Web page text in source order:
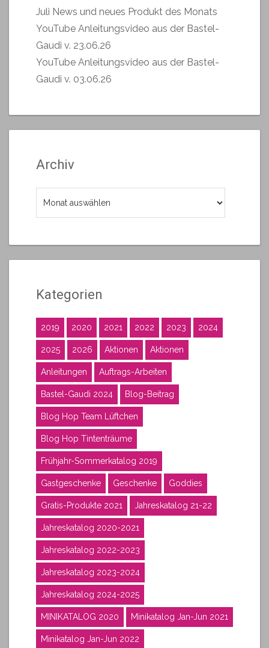
Juli News und neues Produkt des Monats
YouTube Anleitungsvideo aus der Bastel-
Gaudi v. 23.06.26
YouTube Anleitungsvideo aus der Bastel-
Gaudi v. 03.06.26
Archiv
Kategorien
2019 2020 2021 2022 2023 2024
2025 2026 Aktionen Aktionen
Anleitungen Auftrags-Arbeiten
Bastel-Gaudi 2024 Blog-Beitrag
Blog Hop Team Lüftchen
Blog Hop Tintenträume
Frühjahr-Sommerkatalog 2019
Gastgeschenke Geschenke Goddies
Gratis-Produkte 2021 Jahreskatalog 21-22
Jahreskatalog 2020-2021
Jahreskatalog 2022-2023
Jahreskatalog 2023-2024
Jahreskatalog 2024-2025
MINIKATALOG 2020 Minikatalog Jan-Jun 2021
Minikatalog Jan-Jun 2022